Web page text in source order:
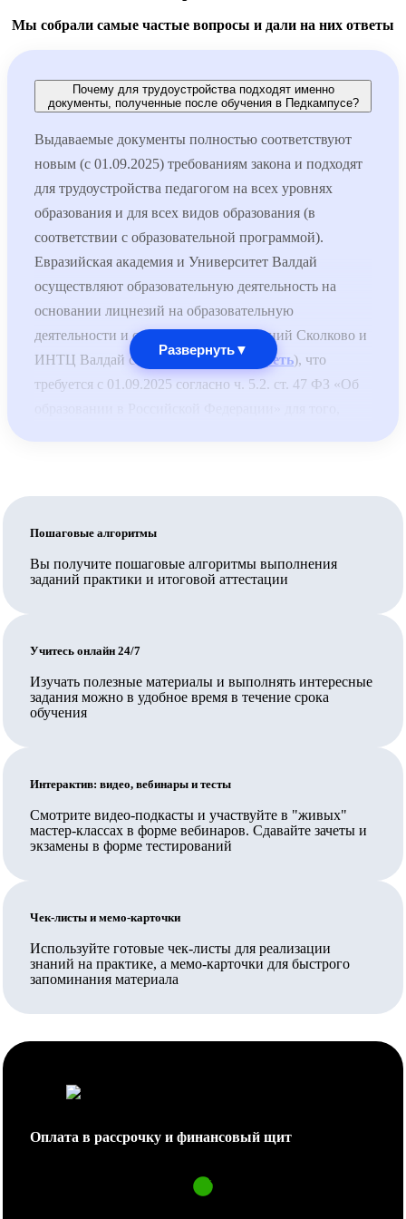
Мы собрали самые частые вопросы и дали на них ответы
Почему для трудоустройства подходят именно
документы, полученные после обучения в Педкампусе?
Выдаваемые документы полностью соответствуют
новым (с 01.09.2025) требованиям закона и подходят
для трудоустройства педагогом на всех уровнях
образования и для всех видов образования (в
соответствии с образовательной программой).
Евразийская академия и Университет Валдай
осуществляют образовательную деятельность на
основании лицнезий на образовательную
деятельности и специальных разрешений Сколково и
ИНТЦ Валдай соответственно ( смотреть), что
требуется с 01.09.2025 согласно ч. 5.2. ст. 47 ФЗ «Об
по общеобразовательным программам недостаточно,
чтобы организация, выдавшая документ, была на
территории Сколково или ИНТЦ или была их
требуется соответствие организации требованиям ч.
5.2. ст. 47 указанного закона, включая специальное
разрешение.
Ваш работодатель также может заключить прямой
Вносятся ли данные в ФИС ФРДО?
Какое количество часов выбрать и в чем отличие
программ?
Программы разного количества часов отличаются
учебным планом: чем больше часов, тем больше
дисциплин.
работодателя.
проходить переподготовку не на базе
Развернуть▼
Пошаговые алгоритмы
Вы получите пошаговые алгоритмы выполнения
заданий практики и итоговой аттестации
Учитесь онлайн 24/7
Изучать полезные материалы и выполнять интересные
задания можно в удобное время в течение срока
обучения
Интерактив: видео, вебинары и тесты
Смотрите видео-подкасты и участвуйте в "живых"
мастер-классах в форме вебинаров. Сдавайте зачеты и
экзамены в форме тестирований
Чек-листы и мемо-карточки
Используйте готовые чек-листы для реализации
знаний на практике, а мемо-карточки для быстрого
запоминания материала
Оплата в рассрочку и финансовый щит